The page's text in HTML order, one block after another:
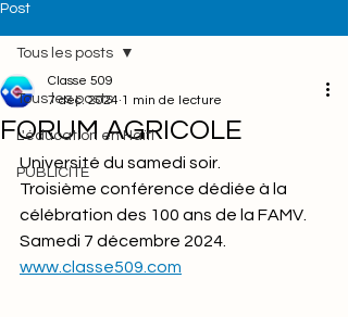
Post
Tous les posts
L'éducation en Haïti
PUBLICITÉ
Tous les posts
FORUM AGRICOLE
Classe 509
7 déc. 2024 1 min de lecture
Université du samedi soir.
Troisième conférence dédiée à la
célébration des 100 ans de la FAMV.
Samedi 7 décembre 2024.
www.classe509.com